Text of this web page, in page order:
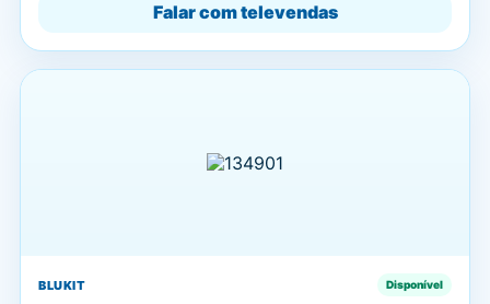
Falar com televendas
BLUKIT Disponível